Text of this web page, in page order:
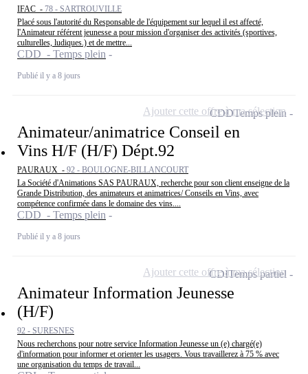
IFAC - 78 - SARTROUVILLE
Placé sous l'autorité du Responsable de l'équipement sur lequel il est affecté,
l'Animateur référent jeunesse a pour mission d'organiser des activités (sportives,
culturelles, ludiques.) et de mettre...
CDD - Temps plein
Publié il y a 8 jours
Animateur/animatrice Conseil en
Vins H/F (H/F) Dépt.92
PAURAUX - 92 - BOULOGNE-BILLANCOURT
La Société d'Animations SAS PAURAUX, recherche pour son client enseigne de la
Grande Distribution, des animateurs et animatrices/ Conseils en Vins, avec
compétence confirmée dans le domaine des vins....
CDD - Temps plein
Publié il y a 8 jours
CDDTemps plein
Ajouter cette offre à ma sélection
Animateur Information Jeunesse
(H/F)
92 - SURESNES
Nous recherchons pour notre service Information Jeunesse un (e) chargé(e)
d'information pour informer et orienter les usagers. Vous travaillerez à 75 % avec
une organisation du temps de travail...
CDITemps partiel
Ajouter cette offre à ma sélection